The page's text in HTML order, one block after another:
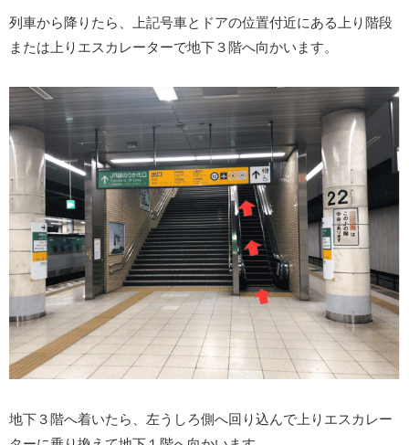
列車から降りたら、上記号車とドアの位置付近にある上り階段
または上りエスカレーターで地下３階へ向かいます。
地下３階へ着いたら、左うしろ側へ回り込んで上りエスカレー